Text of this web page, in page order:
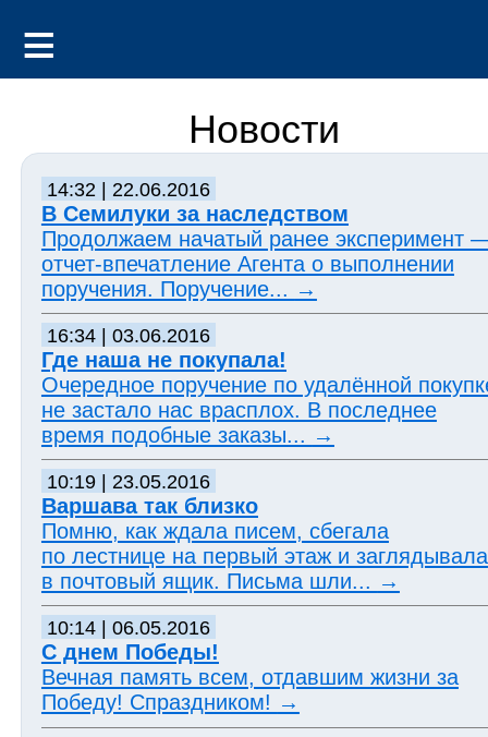
Новости
14:32 | 22.06.2016
В Семилуки за наследством
Продолжаем начатый ранее эксперимент
отчет-впечатление Агента о выполнении
поручения. Поручение... →
16:34 | 03.06.2016
Где наша не покупала!
Очередное поручение по удалённой
не застало нас врасплох. В последнее
время подобные заказы... →
10:19 | 23.05.2016
Варшава так близко
Помню, как ждала писем, сбегала
по лестнице на первый этаж и заглядывала
в почтовый ящик. Письма шли... →
10:14 | 06.05.2016
С днем Победы!
Вечная память всем, отдавшим жизни за
Победу! Спраздником! →